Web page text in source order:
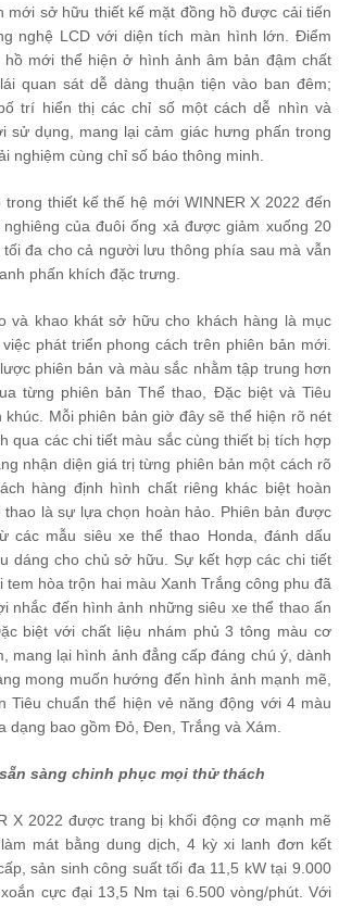
mới sở hữu thiết kế mặt đồng hồ được cải tiến
nghệ LCD với diện tích màn hình lớn. Điểm
hồ mới thể hiện ở hình ảnh âm bản đậm chất
quan sát dễ dàng thuận tiện vào ban đêm;
trí hiển thị các chỉ số một cách dễ nhìn và
sử dụng, mang lại cảm giác hưng phấn trong
nghiệm cùng chỉ số báo thông minh.
thiết kế thế hệ mới WINNER X 2022 đến
của đuôi ống xả được giảm xuống 20
đa cho cả người lưu thông phía sau mà vẫn
phấn khích đặc trưng.
và khao khát sở hữu cho khách hàng là mục
phát triển phong cách trên phiên bản mới.
phiên bản và màu sắc nhằm tập trung hơn
từng phiên bản Thể thao, Đặc biệt và Tiêu
khúc. Mỗi phiên bản giờ đây sẽ thể hiện rõ nét
qua các chi tiết màu sắc cùng thiết bị tích hợp
nhận diện giá trị từng phiên bản một cách rõ
hàng định hình chất riêng khác biệt hoàn
thao là sự lựa chọn hoàn hảo. Phiên bản được
các mẫu siêu xe thể thao Honda, đánh dấu
dáng cho chủ sở hữu. Sự kết hợp các chi tiết
tem hòa trộn hai màu Xanh Trắng công phu đã
nhắc đến hình ảnh những siêu xe thể thao ấn
biệt với chất liệu nhám phủ 3 tông màu cơ
mang lại hình ảnh đẳng cấp đáng chú ý, dành
mong muốn hướng đến hình ảnh mạnh mẽ,
Tiêu chuẩn thể hiện vẻ năng động với 4 màu
dạng bao gồm Đỏ, Đen, Trắng và Xám.
sàng chinh phục mọi thử thách
X 2022 được trang bị khối động cơ mạnh mẽ
mát bằng dung dịch, 4 kỳ xi lanh đơn kết
sản sinh công suất tối đa 11,5 kW tại 9.000
cực đại 13,5 Nm tại 6.500 vòng/phút. Với